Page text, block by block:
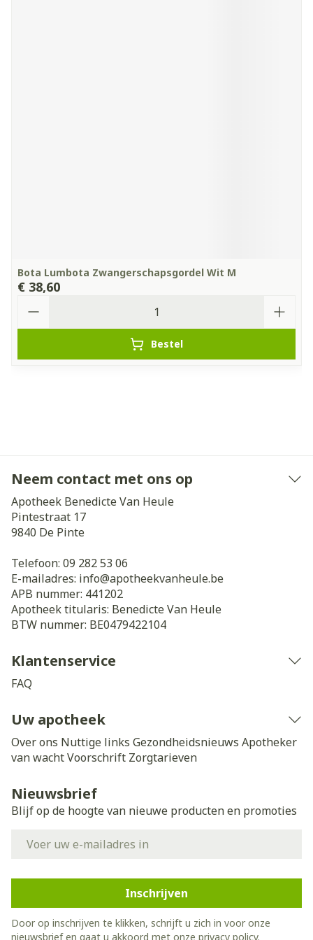
Bota Lumbota Zwangerschapsgordel Wit M
€ 38,60
Bestel
Neem contact met ons op
Apotheek Benedicte Van Heule
Pintestraat 17
9840 De Pinte
Telefoon: 09 282 53 06
E-mailadres: info@apotheekvanheule.be
APB nummer: 441202
Apotheek titularis: Benedicte Van Heule
BTW nummer: BE0479422104
Klantenservice
FAQ
Uw apotheek
Over ons Nuttige links Gezondheidsnieuws Apotheker
van wachtVoorschrift Zorgtarieven
Nieuwsbrief
Blijf op de hoogte van nieuwe producten en promoties
Inschrijven
Door op inschrijven te klikken, schrijft u zich in voor onze
nieuwsbrief en gaat u akkoord met onze privacy policy.